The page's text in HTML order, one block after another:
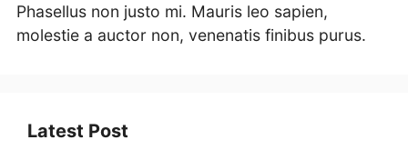
Phasellus non justo mi. Mauris leo sapien,
molestie a auctor non, venenatis finibus purus.
Latest Post